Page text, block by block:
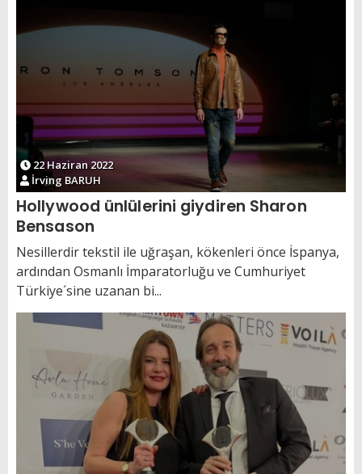
22 Haziran 2022
İrving BARUH
Hollywood ünlülerini giydiren Sharon
Bensason
Nesillerdir tekstil ile uğraşan, kökenleri önce İspanya,
ardından Osmanlı İmparatorluğu ve Cumhuriyet
Türkiye´sine uzanan bi...